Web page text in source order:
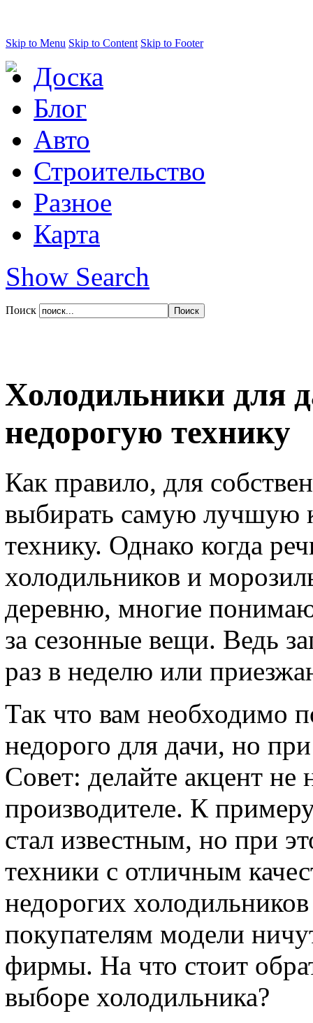
Skip to Menu Skip to Content Skip to Footer
Доска
Блог
Авто
Строительство
Разное
Карта
Show Search
Поиск
Холодильники для
недорогую технику
Как правило, для
выбирать самую
технику. Однако когда
холодильников и
деревню, многие
за сезонные вещи. Ведь
раз в неделю или
Так что вам необходимо
недорого для дачи, но
Совет: делайте акцент
производителе. К
стал известным, но при
техники с отличным
недорогих
покупателям модели
фирмы. На что стоит
выборе холодильника?